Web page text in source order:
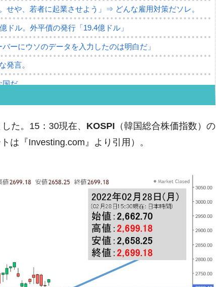
せや、若者に起業させよう」⇒ どんな雇用対策だソレ。
ドル。外平債の発行「19.4億ドル」
ーにウソのデータを入力したのは明白だ」
発言。
国だ。
ル」まで拡大 ⇒ 海外資金の動きに強く左右される状態
ない「50.5％」に上昇
動」
中国の過剰生産が世界を蝕む。
種は全般的「不調」⇒ PSIが示す現況は決して良くない。
パン』1人当たり賠償10万ウォンを認定 ⇒ 総額3兆7,000億
」1番艦、2032年竣工と公示
た。15：30現在、 KOSPI （韓国総合株価指数）の
は『Investing.com』より引用）。